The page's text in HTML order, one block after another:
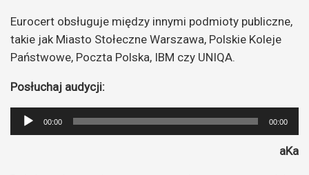
Eurocert obsługuje między innymi podmioty publiczne,
takie jak Miasto Stołeczne Warszawa, Polskie Koleje
Państwowe, Poczta Polska, IBM czy UNIQA.
Posłuchaj audycji:
Odtwarzacz
plików
00:00 00:00
aKa